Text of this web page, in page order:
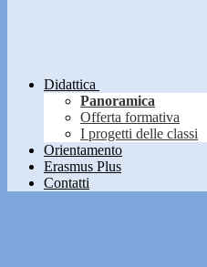
Didattica
Panoramica
Offerta formativa
I progetti delle classi
Orientamento
Erasmus Plus
Contatti